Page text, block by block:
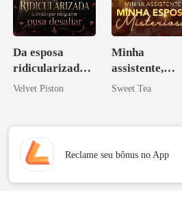
Da esposa
ridicularizada à
irmã que
Velvet Piston
Minha
assistente,
minha esposa
Sweet Tea
Reclame seu bônus no App